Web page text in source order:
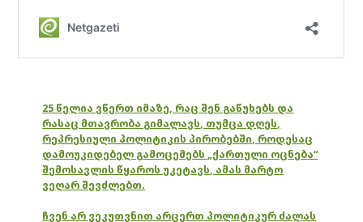
25 წელია ვწერთ იმაზე, რაც შენ გაწუხებს და
რასაც მთავრობა გიმალავს, თუმცა დღეს,
რეპრესიული პოლიტიკის პირობებში, როდესაც
დამოუკიდებელ გამოცემებს „ქართული ოცნება“
შემოსავლის წყაროს უკეტავს, ამას მარტო
ვეღარ შევძლებთ.
ჩვენ არ ვეკუთვნით არცერთ პოლიტიკურ ძალას